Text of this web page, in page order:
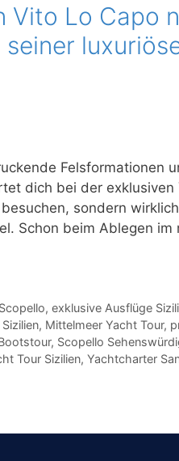
Vito Lo Capo
Felsformationen
dich bei der exklusiven
sondern
Schon beim Ablegen im
, exklusive Ausflüge
, Mittelmeer Yacht Tour,
, Scopello
Tour Sizilien, Yachtcharter